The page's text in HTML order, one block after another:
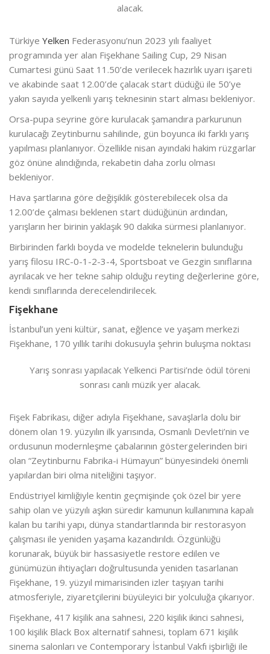
alacak.
Türkiye Yelken Federasyonu’nun 2023 yılı faaliyet
programında yer alan Fişekhane Sailing Cup, 29 Nisan
Cumartesi günü Saat 11.50’de verilecek hazırlık uyarı işareti
ve akabinde saat 12.00’de çalacak start düdüğü ile 50’ye
yakın sayıda yelkenli yarış teknesinin start alması bekleniyor.
Orsa-pupa seyrine göre kurulacak şamandıra parkurunun
kurulacağı Zeytinburnu sahilinde, gün boyunca iki farklı yarış
yapılması planlanıyor. Özellikle nisan ayındaki hakim rüzgarlar
göz önüne alındığında, rekabetin daha zorlu olması
bekleniyor.
Hava şartlarına göre değişiklik gösterebilecek olsa da
12.00’de çalması beklenen start düdüğünün ardından,
yarışların her birinin yaklaşık 90 dakika sürmesi planlanıyor.
Birbirinden farklı boyda ve modelde teknelerin bulunduğu
yarış filosu IRC-0-1-2-3-4, Sportsboat ve Gezgin sınıflarına
ayrılacak ve her tekne sahip olduğu reyting değerlerine göre,
kendi sınıflarında derecelendirilecek.
Fişekhane
İstanbul’un yeni kültür, sanat, eğlence ve yaşam merkezi
Fişekhane, 170 yıllık tarihi dokusuyla şehrin buluşma noktası
Yarış sonrası yapılacak Yelkenci Partisi’nde ödül töreni
sonrası canlı müzik yer alacak.
Fişek Fabrikası, diğer adıyla Fişekhane, savaşlarla dolu bir
dönem olan 19. yüzyılın ilk yarısında, Osmanlı Devleti’nin ve
ordusunun modernleşme çabalarının göstergelerinden biri
olan “Zeytinburnu Fabrika-i Hümayun” bünyesindeki önemli
yapılardan biri olma niteliğini taşıyor.
Endüstriyel kimliğiyle kentin geçmişinde çok özel bir yere
sahip olan ve yüzyılı aşkın süredir kamunun kullanımına kapalı
kalan bu tarihi yapı, dünya standartlarında bir restorasyon
çalışması ile yeniden yaşama kazandırıldı. Özgünlüğü
korunarak, büyük bir hassasiyetle restore edilen ve
günümüzün ihtiyaçları doğrultusunda yeniden tasarlanan
Fişekhane, 19. yüzyıl mimarisinden izler taşıyan tarihi
atmosferiyle, ziyaretçilerini büyüleyici bir yolculuğa çıkarıyor.
Fişekhane, 417 kişilik ana sahnesi, 220 kişilik ikinci sahnesi,
100 kişilik Black Box alternatif sahnesi, toplam 671 kişilik
sinema salonları ve Contemporary İstanbul Vakfı işbirliği ile